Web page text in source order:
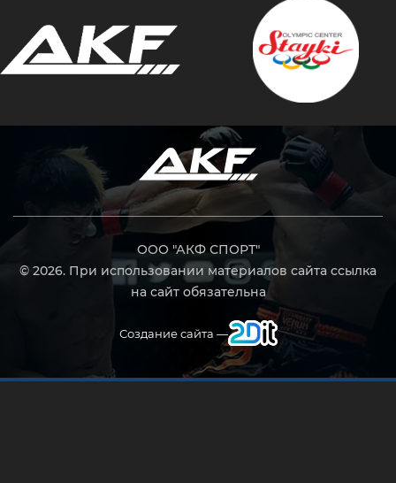
ООО "АКФ СПОРТ"
© 2026. При использовании материалов сайта ссылка
на сайт обязательна
Создание сайта —